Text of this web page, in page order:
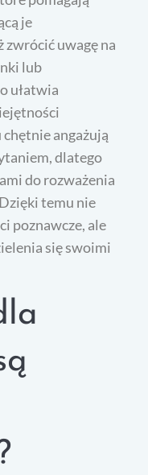
je
uwagę na
lub
ułatwia
angażują
dlatego
do rozważenia
temu nie
poznawcze, ale
się swoimi